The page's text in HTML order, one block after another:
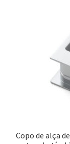
Copo de alça